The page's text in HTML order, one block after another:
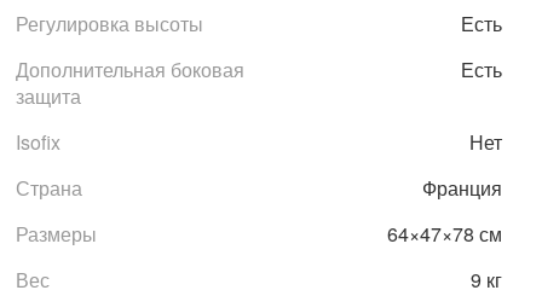
Регулировка высоты
Есть
Дополнительная боковая
защита
Есть
Isofix
Нет
Страна
Франция
Размеры
64×47×78 см
Вес
9 кг